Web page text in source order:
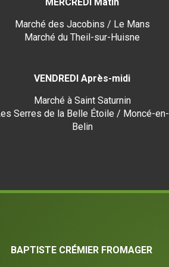
Marché des Jacobins / Le Mans
Marché du Theil-sur-Huisne
VENDREDI Après-midi
Marché à Saint Saturnin
Serres de la Belle Étoile / Moncé-en-
Belin
BAPTISTE CRÉMIER FROMAGER